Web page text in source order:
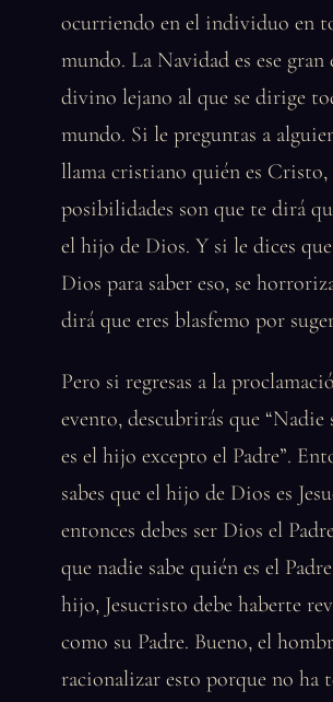
ocurriendo en el individuo en
mundo. La Navidad es ese gran
divino lejano al que se dirige
mundo. Si le preguntas a
llama cristiano quién es Cristo,
posibilidades son que te dirá
el hijo de Dios. Y si le dices
Dios para saber eso, se
dirá que eres blasfemo por
Pero si regresas a la
evento, descubrirás que “Nadie
es el hijo excepto el Padre”.
sabes que el hijo de Dios es
entonces debes ser Dios el
que nadie sabe quién es el
hijo, Jesucristo debe haberte
como su Padre. Bueno, el
racionalizar esto porque no ha